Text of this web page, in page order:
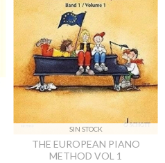
SIN STOCK
THE EUROPEAN PIANO
METHOD VOL 1